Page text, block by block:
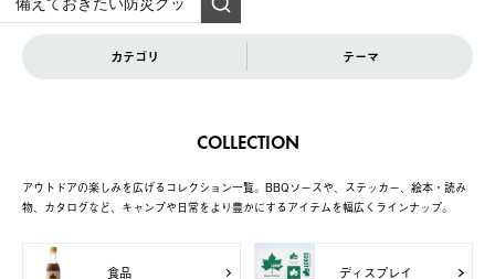
カテゴリ テーマ
COLLECTION
アウトドアの楽しみを広げるコレクション一覧。BBQソースや、ステッカー、絵本・読み
物、カタログなど、キャンプや日常をより豊かにするアイテムを幅広くラインナップ。
食品 ディスプレイ